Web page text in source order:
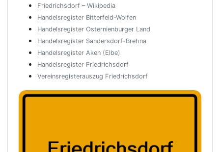
Friedrichsdorf – Wikipedia
Handelsregister Bitterfeld-Wolfen
Handelsregister Osternienburger Land
Handelsregister Sandersdorf-Brehna
Handelsregister Aken (Elbe)
Handelsregister Friedrichsdorf
Vereinsregisterauszug Friedrichsdorf